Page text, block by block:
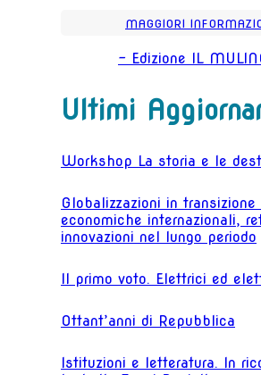
MAGGIORI
- Edizione IL
Ultimi
Workshop La storia e le
Globalizzazioni in transizione
economiche internazionali,
innovazioni nel lungo periodo
Il primo voto. Elettrici ed
Ottant’anni di Repubblica
Istituzioni e letteratura. In